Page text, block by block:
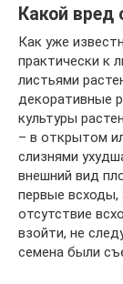
Какой вред
Как уже
практически к
листьями
декоративные
культуры
– в открытом
слизнями
внешний вид
первые всходы,
отсутствие
взойти, не
семена были